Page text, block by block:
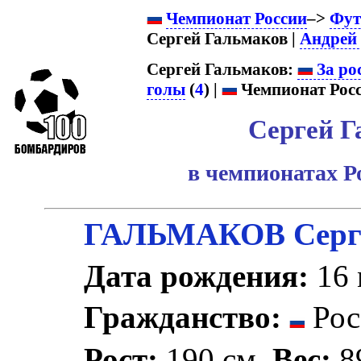
Чемпионат России–>
Сергей Гальмаков | Андрей
Сергей Гальмаков:
За
голы (4) | Чемпионат
Сергей
в чемпионатах
ГАЛЬМАКОВ
Дата рождения: 16
Гражданство: